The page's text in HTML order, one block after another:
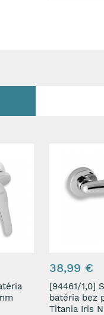
38,99 €
[94461/1,0] Sprchová nástenná
batéria bez
Titania Iris